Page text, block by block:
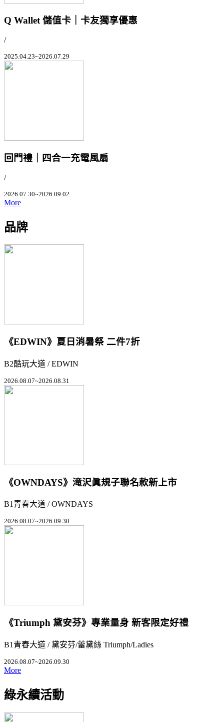
Q Wallet 儲值卡｜卡友獨享優惠
/
2025.04.23~2026.07.29
回門禮｜四合一充電風扇
/
2026.07.30~2026.09.02
More
品牌
《EDWIN》夏日消暑祭 二件7折
B2酷玩大道 / EDWIN
2026.08.07~2026.08.31
《OWNDAYS》滝沢眞規子聯名款新上市
B1青春大道 / OWNDAYS
2026.08.07~2026.09.30
《Triumph 黛安芬》專業量身 新客限定好禮
B1青春大道 / 黛安芬/蕾黛絲 Triumph/Ladies
2026.08.07~2026.09.30
More
綠永續活動